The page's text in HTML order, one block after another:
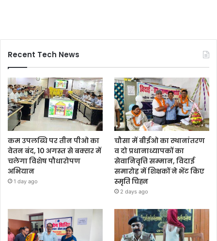
Recent Tech News
कम उपलब्धि पर तीन पीओ का
वेतन बंद, 10 अगस्त से बक्सर में
चलेगा विशेष पौधारोपण
अभियान
1 day ago
चौसा में बीईओ का स्थानांतरण
व दो प्रधानाध्यापकों का
सेवानिवृत्ति सम्मान, विदाई
समारोह में शिक्षकों ने भेंट किए
स्मृति चिह्न
2 days ago